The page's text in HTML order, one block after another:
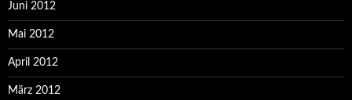
Juni 2012
Mai 2012
April 2012
März 2012